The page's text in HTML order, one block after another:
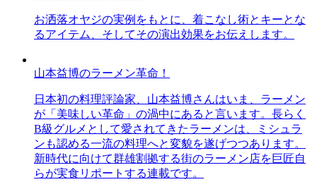
お洒落オヤジの実例をもとに、着こなし術とキーとな
るアイテム、そしてその演出効果をお伝えします。
山本益博のラーメン革命！
日本初の料理評論家、山本益博さんはいま、ラーメン
が「美味しい革命」の渦中にあると言います。長らく
B級グルメとして愛されてきたラーメンは、ミシュラ
ンも認める一流の料理へと変貌を遂げつつあります。
新時代に向けて群雄割拠する街のラーメン店を巨匠自
らが実食リポートする連載です。